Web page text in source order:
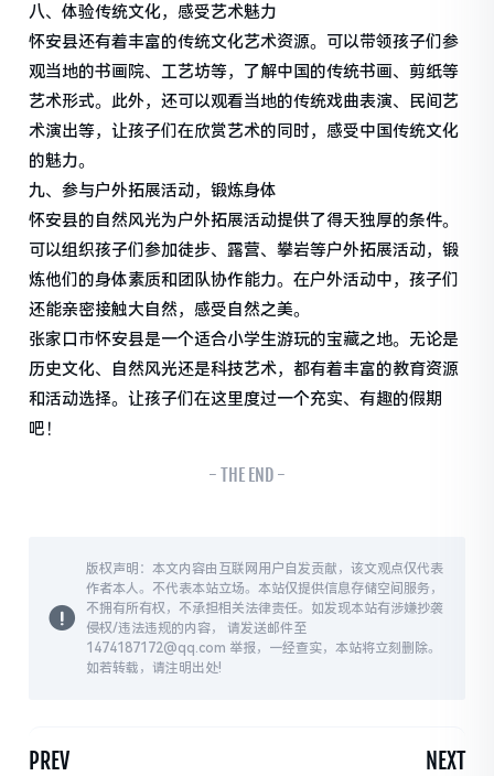
八、体验传统文化，感受艺术魅力
怀安县还有着丰富的传统文化艺术资源。可以带领孩子们参
观当地的书画院、工艺坊等，了解中国的传统书画、剪纸等
艺术形式。此外，还可以观看当地的传统戏曲表演、民间艺
术演出等，让孩子们在欣赏艺术的同时，感受中国传统文化
的魅力。
九、参与户外拓展活动，锻炼身体
怀安县的自然风光为户外拓展活动提供了得天独厚的条件。
可以组织孩子们参加徒步、露营、攀岩等户外拓展活动，锻
炼他们的身体素质和团队协作能力。在户外活动中，孩子们
还能亲密接触大自然，感受自然之美。
张家口市怀安县是一个适合小学生游玩的宝藏之地。无论是
历史文化、自然风光还是科技艺术，都有着丰富的教育资源
和活动选择。让孩子们在这里度过一个充实、有趣的假期
吧！
- THE END -
版权声明：本文内容由互联网用户自发贡献，该文观点仅代表
作者本人。不代表本站立场。本站仅提供信息存储空间服务，
不拥有所有权，不承担相关法律责任。如发现本站有涉嫌抄袭
侵权/违法违规的内容， 请发送邮件至
1474187172@qq.com 举报，一经查实，本站将立刻删除。
如若转载，请注明出处!
PREV NEXT